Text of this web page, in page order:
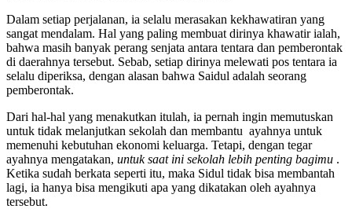
Dalam setiap perjalanan, ia selalu merasakan kekhawatiran yang
sangat mendalam. Hal yang paling membuat dirinya khawatir ialah,
bahwa masih banyak perang senjata antara tentara dan pemberontak
di daerahnya tersebut. Sebab, setiap dirinya melewati pos tentara ia
selalu diperiksa, dengan alasan bahwa Saidul adalah seorang
pemberontak.
Dari hal-hal yang menakutkan itulah, ia pernah ingin memutuskan
untuk tidak melanjutkan sekolah dan membantu ayahnya untuk
memenuhi kebutuhan ekonomi keluarga. Tetapi, dengan tegar
ayahnya mengatakan, untuk saat ini sekolah lebih penting bagimu .
Ketika sudah berkata seperti itu, maka Sidul tidak bisa membantah
lagi, ia hanya bisa mengikuti apa yang dikatakan oleh ayahnya
tersebut.